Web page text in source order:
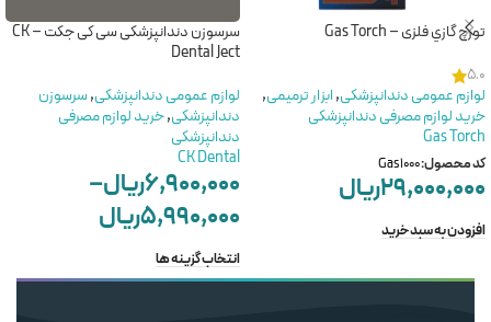
تورچ گازي فلزی – Gas Torch
5.0
لوازم عمومی دندانپزشکی,ابزار ترمیمی,
خرید لوازم مصرفی دندانپزشکی
Gas Torch
کد محصول:Gas1000
۲۹,۰۰۰,۰۰۰ریال
افزودن به سبد خرید
سرسوزن دندانپزشکی سی کی جکت – CK
Dental Ject
لوازم عمومی دندانپزشکی,سرسوزن
دندانپزشکی,خرید لوازم مصرفی
دندانپزشکی
CK Dental
۶,۹۰۰,۰۰۰ریال–
۵,۹۹۰,۰۰۰ریال
انتخاب گزینه ها